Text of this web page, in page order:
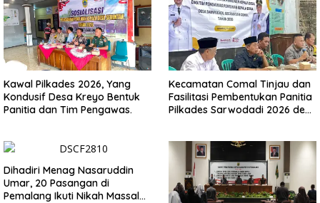
Kawal Pilkades 2026, Yang
Kondusif Desa Kreyo Bentuk
Panitia dan Tim Pengawas.
Kecamatan Comal Tinjau dan
Fasilitasi Pembentukan Panitia
Pilkades Sarwodadi 2026 demi
Dihadiri Menag Nasaruddin
Umar, 20 Pasangan di
Pemalang Ikuti Nikah Massal